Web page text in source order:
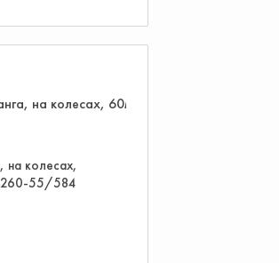
на колесах,
55/584